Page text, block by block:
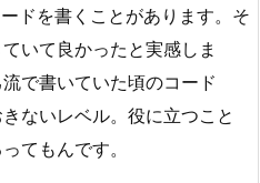
ドを書くことがあります。そ
いて良かったと実感しま
で書いていた頃のコード
ないレベル。役に立つこと
てもんです。